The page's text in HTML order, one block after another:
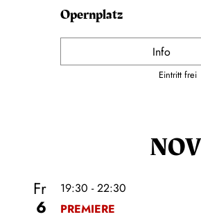
Opernplatz
Info
Eintritt frei
Fr
6
19:30 - 22:30
PREMIERE